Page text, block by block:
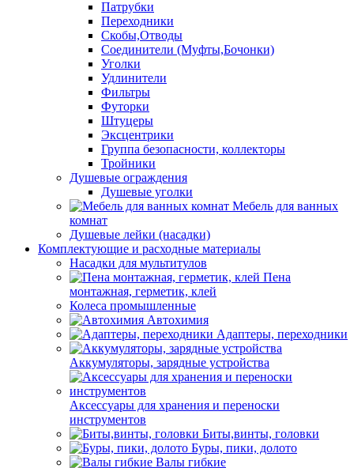
Патрубки
Переходники
Скобы,Отводы
Соединители (Муфты,Бочонки)
Уголки
Удлинители
Фильтры
Футорки
Штуцеры
Эксцентрики
Группа безопасности, коллекторы
Тройники
Душевые ограждения
Душевые уголки
Мебель для ванных
комнат
Душевые лейки (насадки)
Комплектующие и расходные материалы
Насадки для мультитулов
Пена
монтажная, герметик, клей
Колеса промышленные
Автохимия
Адаптеры, переходники
Аккумуляторы, зарядные устройства
Аксессуары для хранения и переноски
инструментов
Биты,винты, головки
Буры, пики, долото
Валы гибкие